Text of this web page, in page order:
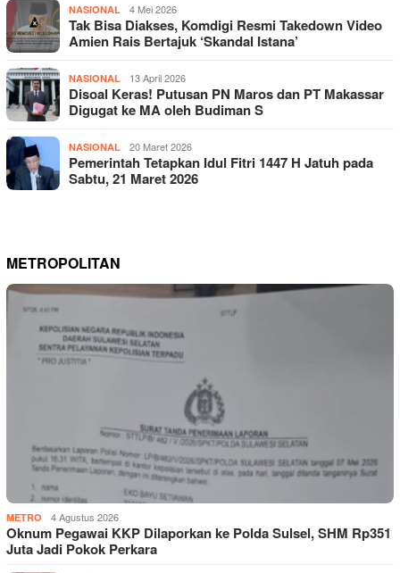
NASIONAL 4 Mei 2026
Tak Bisa Diakses, Komdigi Resmi Takedown Video
Amien Rais Bertajuk ‘Skandal Istana’
NASIONAL 13 April 2026
Disoal Keras! Putusan PN Maros dan PT Makassar
Digugat ke MA oleh Budiman S
NASIONAL 20 Maret 2026
Pemerintah Tetapkan Idul Fitri 1447 H Jatuh pada
Sabtu, 21 Maret 2026
METROPOLITAN
METRO 4 Agustus 2026
Oknum Pegawai KKP Dilaporkan ke Polda Sulsel, SHM Rp351
Juta Jadi Pokok Perkara